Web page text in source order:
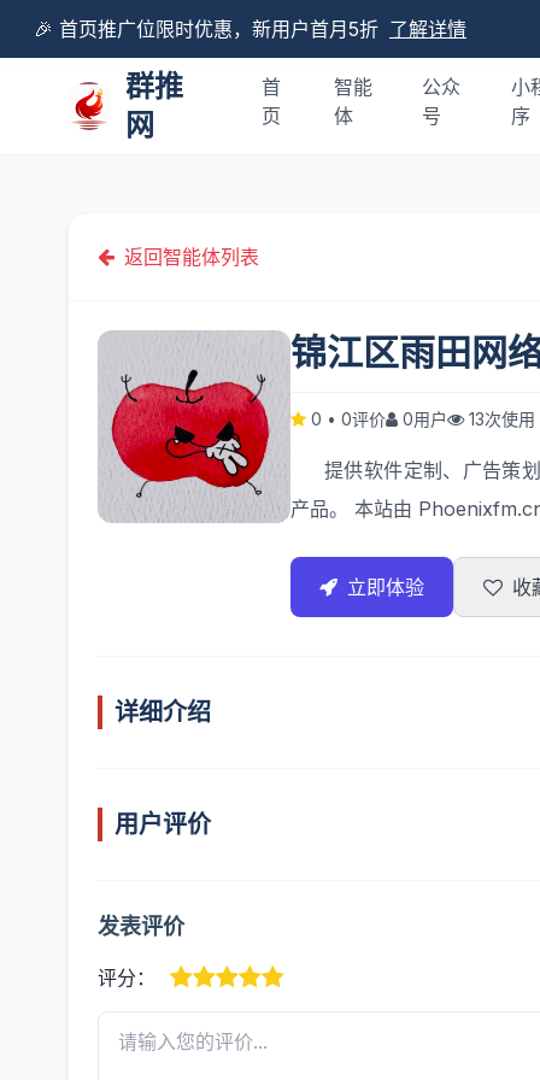
🎉 首页推广位限时优惠，新用户首月5折 了解详情
群推
网
首
页
智能
体
公众
号
小
序
返回智能体列表
锦江区雨田网
0 • 0评价 0用户 13次使用
提供软件定制、广告策
产品。 本站由
立即体验 收
详细介绍
用户评价
发表评价
评分：